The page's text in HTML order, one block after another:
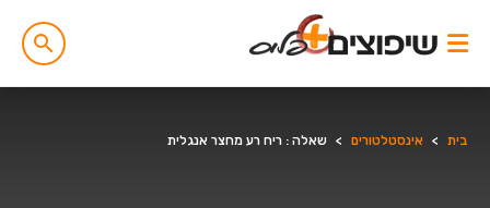
בית > אינסטלטורים > שאלה : ריח רע מחצר אנגלית